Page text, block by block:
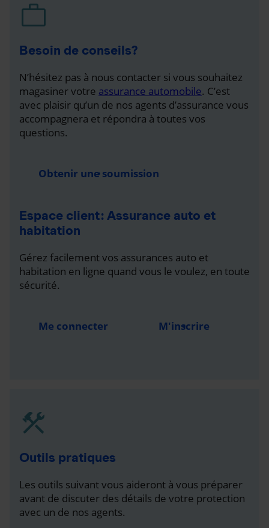
Besoin de conseils?
N’hésitez pas à nous contacter si vous souhaitez
magasiner votre assurance automobile. C’est
avec plaisir qu’un de nos agents d’assurance vous
accompagnera et répondra à toutes vos
questions.
Obtenir une soumission
Espace client : Assurance auto et
habitation
Gérez facilement vos assurances auto et
habitation en ligne quand vous le voulez, en toute
sécurité.
Me connecter M'inscrire
Outils pratiques
Les outils suivant vous aideront à vous préparer
avant de discuter des détails de votre protection
avec un de nos agents.